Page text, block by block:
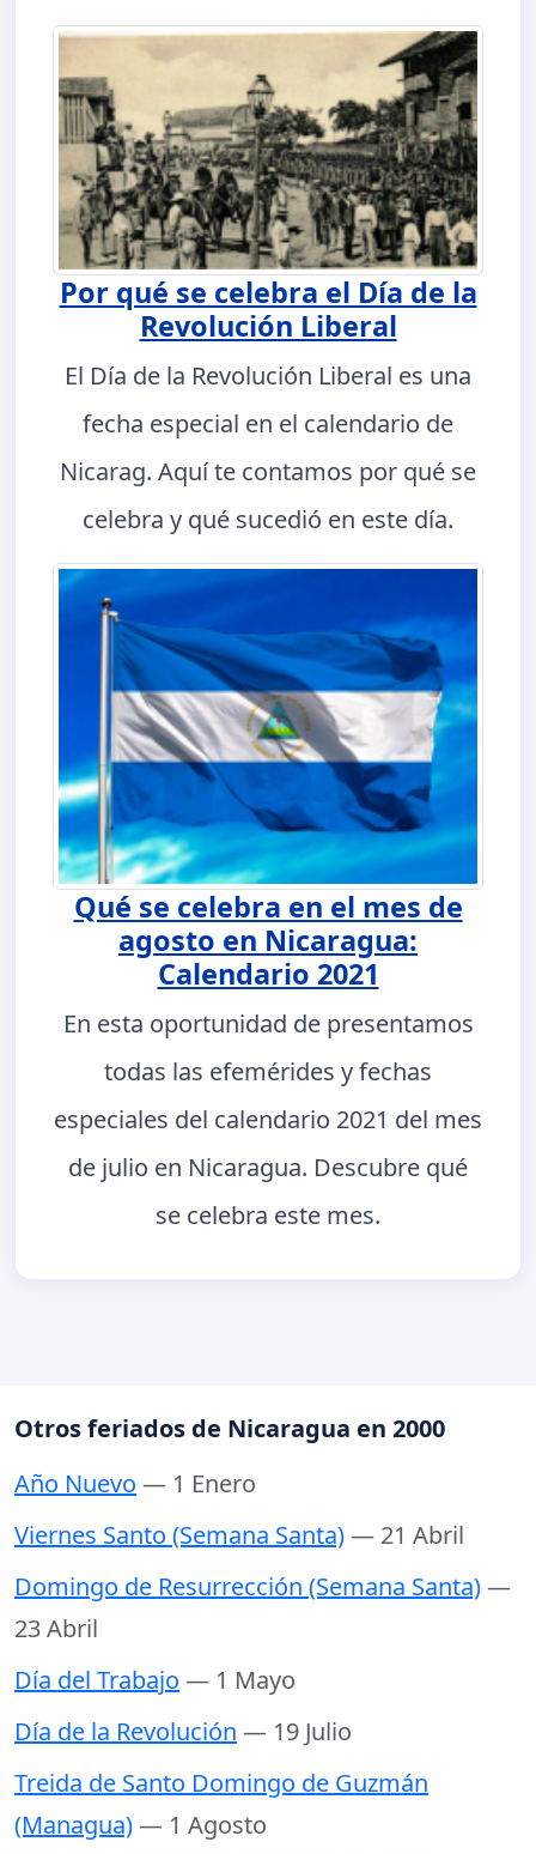
Por qué se celebra el Día de la
Revolución Liberal
El Día de la Revolución Liberal es una
fecha especial en el calendario de
Nicarag. Aquí te contamos por qué se
celebra y qué sucedió en este día.
Qué se celebra en el mes de
agosto en Nicaragua:
Calendario 2021
En esta oportunidad de presentamos
todas las efemérides y fechas
especiales del calendario 2021 del mes
de julio en Nicaragua. Descubre qué
se celebra este mes.
Otros feriados de Nicaragua en 2000
Año Nuevo — 1 Enero
Viernes Santo (Semana Santa)— 21 Abril
Domingo de Resurrección (Semana Santa)—
23 Abril
Día del Trabajo — 1 Mayo
Día de la Revolución — 19 Julio
Treida de Santo Domingo de Guzmán
(Managua)— 1 Agosto